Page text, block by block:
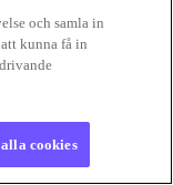
och samla in
kunna få in
cookies